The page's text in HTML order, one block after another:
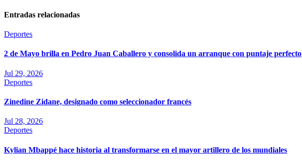
Entradas relacionadas
Deportes
2 de Mayo brilla en Pedro Juan Caballero y consolida un arranque con puntaje perfecto
Jul 29, 2026
Deportes
Zinedine Zidane, designado como seleccionador francés
Jul 28, 2026
Deportes
Kylian Mbappé hace historia al transformarse en el mayor artillero de los mundiales